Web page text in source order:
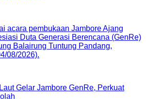
Gelar Jambore GenRe, Perkuat